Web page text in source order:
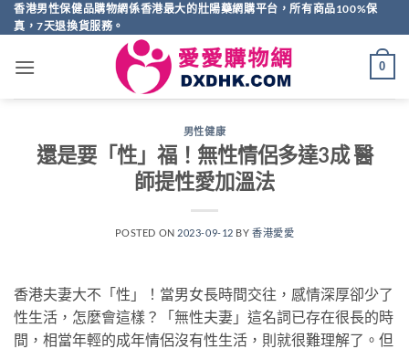
Skip
to
香港男性保健品購物網係香港最大的壯陽藥網購平台，所有商品100%保
真，7天退換貨服務。
0
男性健康
還是要「性」福！無性情侶多達3成 醫
師提性愛加溫法
POSTED ON 2023-09-12 BY香港愛愛
香港夫妻大不「性」！當男女長時間交往，感情深厚卻少了
性生活，怎麼會這樣？「無性夫妻」這名詞已存在很長的時
間，相當年輕的成年情侶沒有性生活，則就很難理解了。但